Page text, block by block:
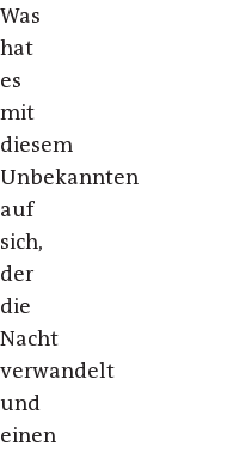
Was
hat
es
mit
diesem
Unbekannten
auf
sich,
der
die
Nacht
verwandelt
und
einen